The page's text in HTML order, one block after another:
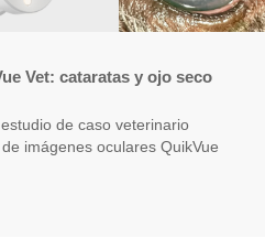
Vet: cataratas y ojo seco
de caso veterinario
imágenes oculares QuikVue